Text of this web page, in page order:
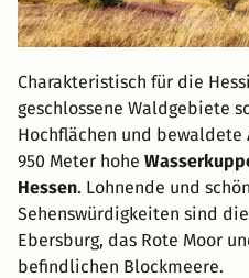
Charakteristisch für die
geschlossene Waldgebiete
Hochflächen und bewaldete
950 Meter hohe
Hessen. Lohnende und
Sehenswürdigkeiten sind
Ebersburg, das Rote Moor
befindlichen Blockmeere.